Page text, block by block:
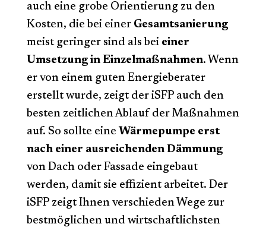
auch eine grobe Orientierung zu den
Kosten, die bei einer Gesamtsanierung
meist geringer sind als bei einer
Umsetzung in Einzelmaßnahmen. Wenn
er von einem guten Energieberater
erstellt wurde, zeigt der iSFP auch den
besten zeitlichen Ablauf der Maßnahmen
auf. So sollte eine Wärmepumpe erst
nach einer ausreichenden Dämmung
von Dach oder Fassade eingebaut
werden, damit sie effizient arbeitet. Der
iSFP zeigt Ihnen verschieden Wege zur
bestmöglichen und wirtschaftlichsten